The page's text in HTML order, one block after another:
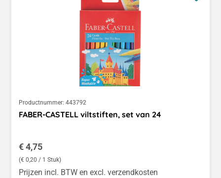
Productnummer: 443792
FABER-CASTELL viltstiften, set van 24
Normale prijs:
€ 4,75
(€ 0,20 / 1 Stuk)
Prijzen incl. BTW en excl. verzendkosten